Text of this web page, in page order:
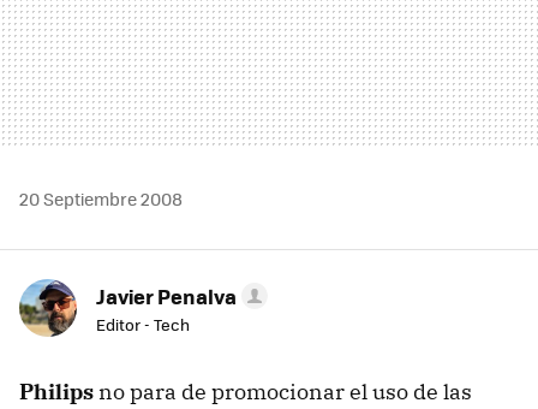
20 Septiembre 2008
Javier Penalva
Editor - Tech
Philips no para de promocionar el uso de las